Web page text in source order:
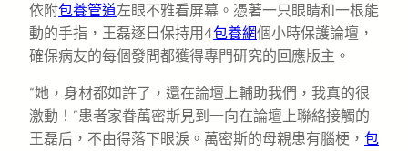
依附包養管道左眼不雅看屏幕。憑著一只眼睛和一根能
動的手指，王磊逐日保持用4包養網個小時保護論壇，
確保病友的每個發問都獲得專門研究的回應版主。
“她，身材都如許了，還在論壇上輔助我們，我真的很
激動！”患者家眷萬密斯見到一向在論壇上聯絡接觸的
王磊后，不由得落下眼淚。萬密斯的母親患有腦梗， 包